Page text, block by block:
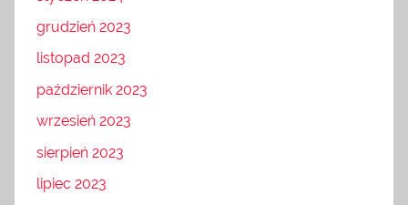
grudzień 2023
listopad 2023
październik 2023
wrzesień 2023
sierpień 2023
lipiec 2023